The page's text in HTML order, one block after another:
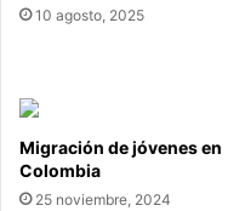
10 agosto, 2025
Migración de jóvenes en
Colombia
25 noviembre, 2024